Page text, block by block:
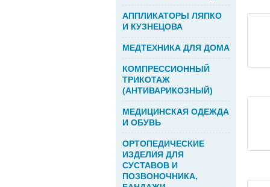
АППЛИКАТОРЫ ЛЯПКО
И КУЗНЕЦОВА
МЕДТЕХНИКА ДЛЯ ДОМА
КОМПРЕССИОННЫЙ
ТРИКОТАЖ
(АНТИВАРИКОЗНЫЙ)
МЕДИЦИНСКАЯ ОДЕЖДА
И ОБУВЬ
ОРТОПЕДИЧЕСКИЕ
ИЗДЕЛИЯ ДЛЯ
СУСТАВОВ И
ПОЗВОНОЧНИКА,